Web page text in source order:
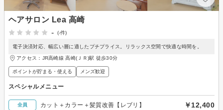
ヘアサロン Lea 高崎
-
(-件)
電子決済対応、幅広い層に適したプチプライス。リラックス空間で快適な時間を。
アクセス：JR高崎線 高崎(ＪＲ)駅 徒歩30分
ポイントが貯まる・使える メンズ歓迎
スペシャルメニュー
全員 カット＋カラー＋髪質改善【レブリ】 ￥12,400